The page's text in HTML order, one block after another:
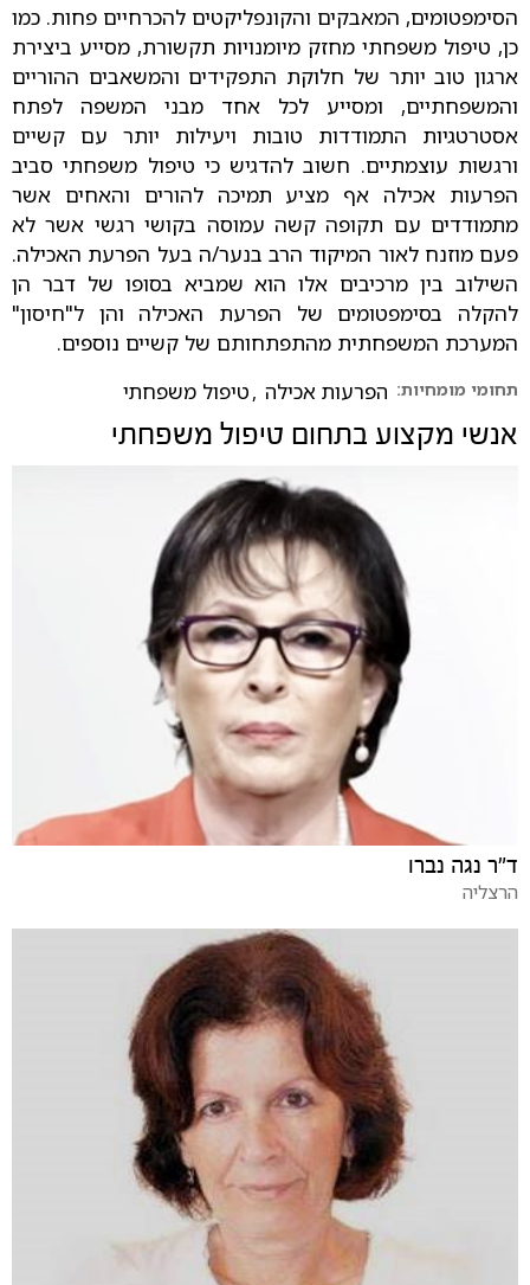
הסימפטומים, המאבקים והקונפליקטים להכרחיים פחות. כמו
כן, טיפול משפחתי מחזק מיומנויות תקשורת, מסייע ביצירת
ארגון טוב יותר של חלוקת התפקידים והמשאבים ההוריים
והמשפחתיים, ומסייע לכל אחד מבני המשפה לפתח
אסטרטגיות התמודדות טובות ויעילות יותר עם קשיים
ורגשות עוצמתיים. חשוב להדגיש כי טיפול משפחתי סביב
הפרעות אכילה אף מציע תמיכה להורים והאחים אשר
מתמודדים עם תקופה קשה עמוסה בקושי רגשי אשר לא
פעם מוזנח לאור המיקוד הרב בנער/ה בעל הפרעת האכילה.
השילוב בין מרכיבים אלו הוא שמביא בסופו של דבר הן
להקלה בסימפטומים של הפרעת האכילה והן ל"חיסון"
המערכת המשפחתית מהתפתחותם של קשיים נוספים.
תחומי מומחיות: הפרעות אכילה ,טיפול משפחתי
אנשי מקצוע בתחום טיפול משפחתי
ד"ר נגה נברו
הרצליה